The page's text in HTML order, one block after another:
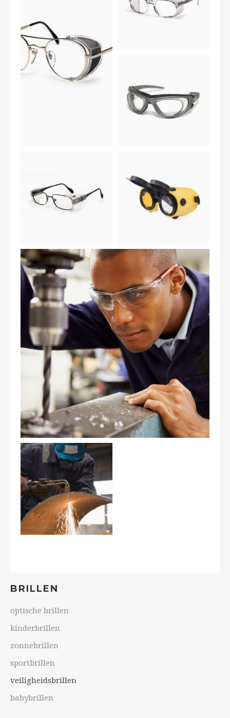
BRILLEN
optische brillen
kinderbrillen
zonnebrillen
sportbrillen
veiligheidsbrillen
babybrillen